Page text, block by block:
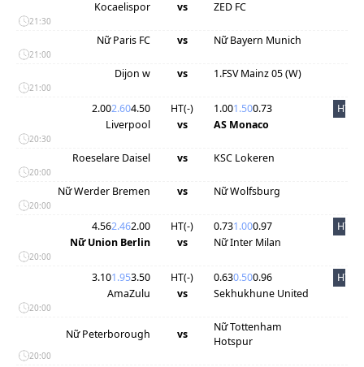
Kocaelispor vs ZED FC
21:30
Nữ Paris FC vs Nữ Bayern Munich
21:00
Dijon w vs 1.FSV Mainz 05 (W)
21:00
2.002.604.50 HT(-) 1.001.500.73
HT
Liverpool
vs AS Monaco
20:30
Roeselare Daisel vs KSC Lokeren
20:00
Nữ Werder Bremen vs Nữ Wolfsburg
20:00
4.562.462.00 HT(-) 0.731.000.97
HT
Nữ Union Berlin
vs Nữ Inter Milan
20:00
3.101.953.50 HT(-) 0.630.500.96
HT
AmaZulu
vs Sekhukhune United
20:00
Nữ Peterborough vs
Nữ Tottenham
Hotspur
20:00